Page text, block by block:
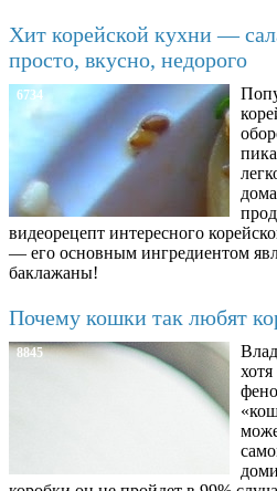
Хит корейской кухни —
просто, вкусно, недорого
6734
видеорецепт интересного
— его основным ингредиентом
баклажаны!
Почему кошки так любят
8845